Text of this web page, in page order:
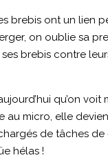
brebis ont un
on oublie sa
brebis contre
qu’on
micro, elle
de tâches
hélas !